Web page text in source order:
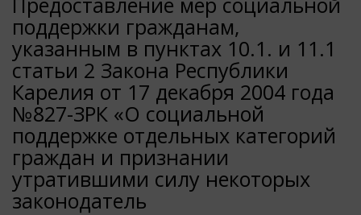
поддержки гражданам,
указанным в пунктах 10.1. и 11.1
статьи 2 Закона Республики
Карелия от 17 декабря 2004 года
№827-ЗРК «О социальной
поддержке отдельных категорий
граждан и признании
утратившими силу некоторых
законодатель